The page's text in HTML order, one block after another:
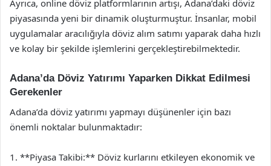
Ayrıca, online döviz platformlarının artışı, Adana’daki döviz
piyasasında yeni bir dinamik oluşturmuştur. İnsanlar, mobil
uygulamalar aracılığıyla döviz alım satımı yaparak daha hızlı
ve kolay bir şekilde işlemlerini gerçekleştirebilmektedir.
Adana’da Döviz Yatırımı Yaparken Dikkat Edilmesi
Gerekenler
Adana’da döviz yatırımı yapmayı düşünenler için bazı
önemli noktalar bulunmaktadır:
1. **Piyasa Takibi:** Döviz kurlarını etkileyen ekonomik ve